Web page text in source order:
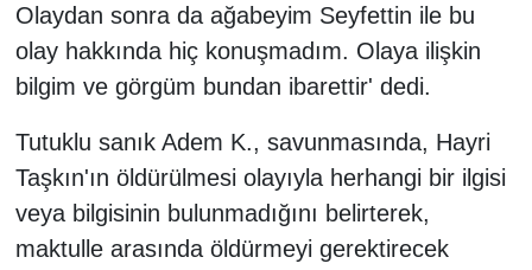
Olaydan sonra da ağabeyim Seyfettin ile bu
olay hakkında hiç konuşmadım. Olaya ilişkin
bilgim ve görgüm bundan ibarettir' dedi.
Tutuklu sanık Adem K., savunmasında, Hayri
Taşkın'ın öldürülmesi olayıyla herhangi bir ilgisi
veya bilgisinin bulunmadığını belirterek,
maktulle arasında öldürmeyi gerektirecek